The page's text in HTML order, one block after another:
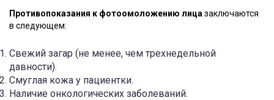
Противопоказания к фотоомоложению лица заключаются
в следующем:
Свежий загар (не менее, чем трехнедельной
давности).
Смуглая кожа у пациентки.
Наличие онкологических заболеваний.